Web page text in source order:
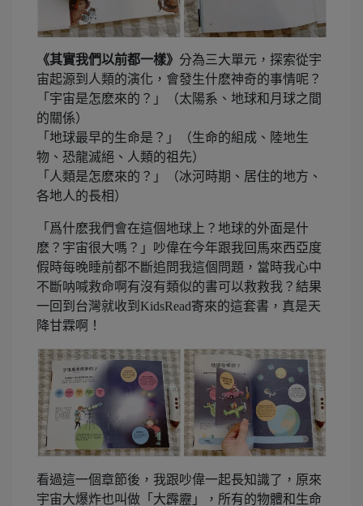
《其實我們以前都一樣》 分為三大單元，探索從宇
宙起源到人類的演化，會發生什麽神奇的事情呢？
「宇宙是怎麽來的？」（太陽系、地球和月球之間
的關係）
「地球最早的生命是？」（生命的組成、陸地生
物、恐龍滅絕、人類的祖先）
「人類是怎麽來的？」（冰河時期、居住的地方、
各地人的長相）
「爲什麽我們會在這個地球上？地球的外面是什
麽？宇宙很大嗎？」吵偉在今年跟我回馬來西亞度
假時每晚睡前都不斷追問我這個問題，當時我心中
不斷呐喊救命啊有沒有類似的書可以救救我？結果
一回到台灣就收到KidsRead寄來的這套書，真是天
降甘霖啊！
看過這一個章節後，我跟吵偉一起長知識了，原來
宇宙大爆炸也叫做「大霹靂」，所有的物體和生命